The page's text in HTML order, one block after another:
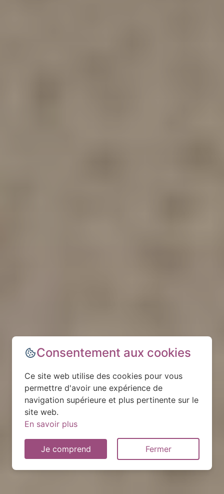
Consentement aux cookies
Ce site web utilise des cookies pour vous
permettre d'avoir une expérience de
navigation supérieure et plus pertinente sur le
site web.
En savoir plus
Je comprend Fermer